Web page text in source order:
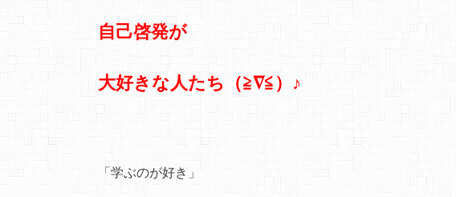
自己啓発が
大好きな人たち（≧∇≦）♪
「学ぶのが好き」